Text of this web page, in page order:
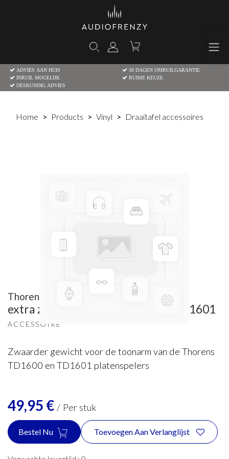
ADVIES AAN HUIS
30 DAGEN OMRUILGARANTIE
INRUIL MOGELIJK
RUIME KEUZE
DESKUNDIG ADVIES
Home Products Vinyl Draaitafel accessoires
Thorens
extra zwaar gewicht voor TD1600/1601
ACCESSOIRE
Zwaarder gewicht voor de toonarm van de Thorens
TD1600 en TD1601 platenspelers
49,95 € / Per stuk
Bestel Nu Toevoegen Aan Verlanglijst